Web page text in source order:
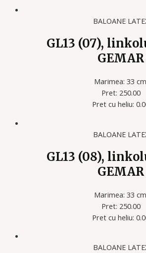
BALOANE
GL13 (07),
GEMAR
Marimea: 33
Pret: 250.00
Pret cu heliu:
BALOANE
GL13 (08),
GEMAR
Marimea: 33
Pret: 250.00
Pret cu heliu:
BALOANE